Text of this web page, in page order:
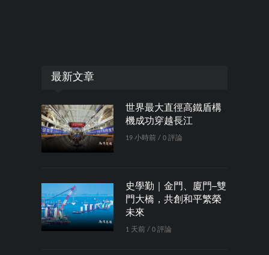
最新文章
世界最大直徑高鐵盾構
機成功穿越長江
19 小時前 / 0 評論
史學勤｜金門、廈門─雙
門大橋，共創和平繁榮
未來
1 天前 / 0 評論